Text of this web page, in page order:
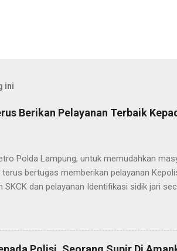
ini
Berikan Pelayanan Terbaik
Polda Lampung, untuk memudahkan
bertugas memberikan pelayanan
SKCK dan pelayanan Identifikasi sidik jari
telah berusaha memberikan pelayanan
Nugroho S.IK, M.IK mengatakan “SPKT
yang terbaik kepada masyarakat yang